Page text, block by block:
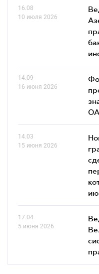
16.08
10 июля 2026
14.09
16 июня 2026
14.03
15 июня 2026
17.04
5 июня 2026